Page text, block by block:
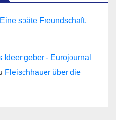
Eine späte Freundschaft,
Ideengeber - Eurojournal
Fleischhauer über die